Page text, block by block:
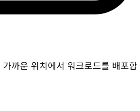
까운 위치에서 워크로드를 배포합